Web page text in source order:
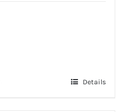
Details